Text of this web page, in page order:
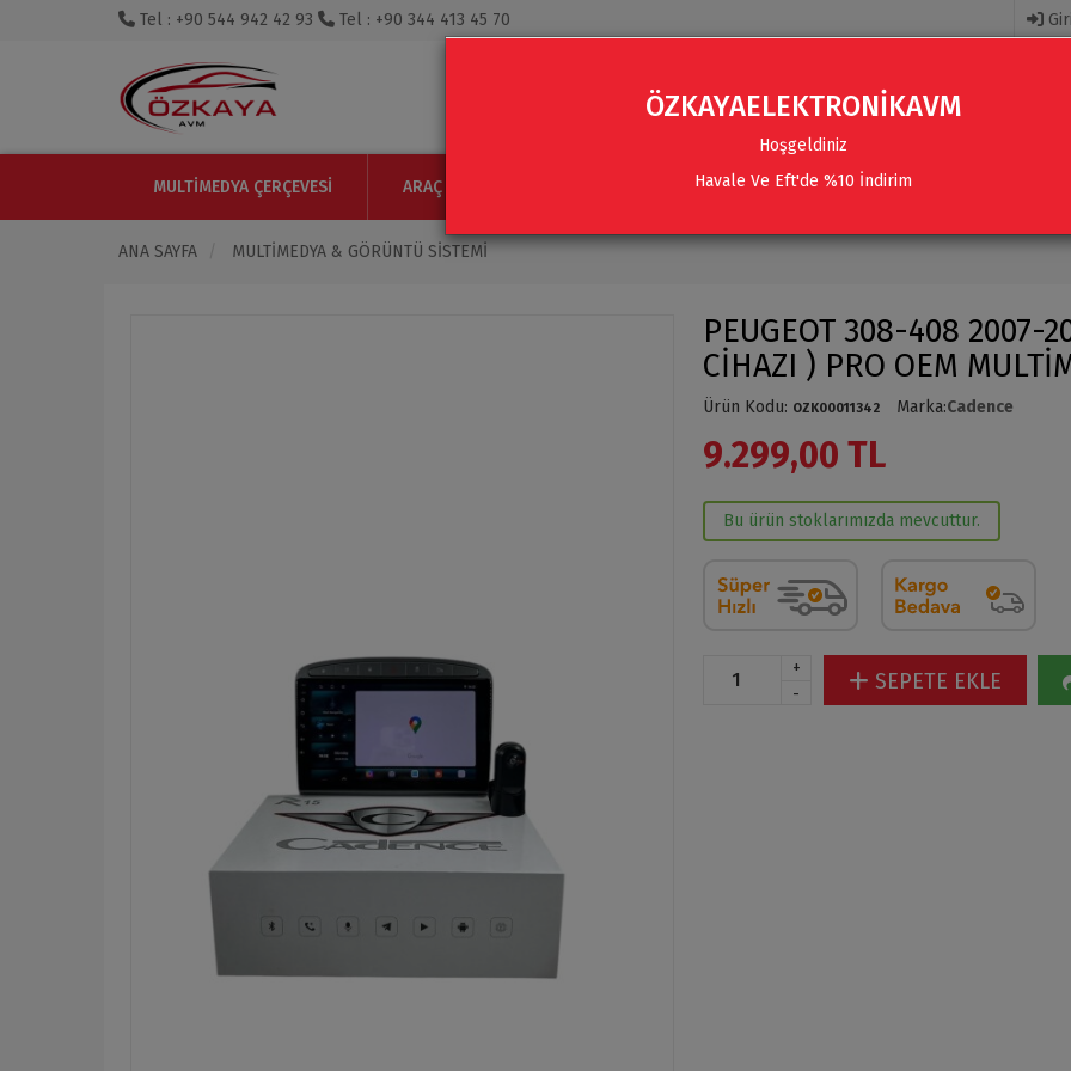
Tel : +90 544 942 42 93 Tel : +90 344 413 45 70
MULTIMEDYA ÇERÇEVESI ARAÇ IÇI MONITOR AKSESUARLAR SES SISTEMLERI & AKSESUARLAR
ANA SAYFA MULTIMEDYA & GÖRÜNTÜ SISTEMI
PEUGEOT 308-408 2007-
CİHAZI ) PRO OEM
Ürün Kodu: OZK00011342 Marka:Cadence
9.299,00 TL
Bu ürün stoklarımızda mevcuttur.
+
-
SEPETE EKLE
ÖZKAYAELEKTRONİKAVM
Hoşgeldiniz
Havale Ve Eft'de %10 İndirim